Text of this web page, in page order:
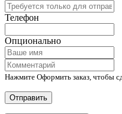
Телефон
Опционально
Нажмите Оформить заказ, чтобы
Отправить